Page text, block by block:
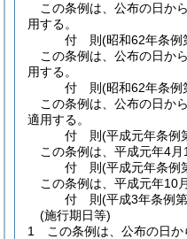
この条例は、公布の日か
用する。
付 則(昭和62年条例
この条例は、公布の日か
用する。
付 則(昭和62年条例
この条例は、公布の日か
適用する。
付 則(平成元年条例
この条例は、平成元年4月
付 則(平成元年条例
この条例は、平成元年10
付 則(平成3年条例
(施行期日等)
1
この条例は、公布の日